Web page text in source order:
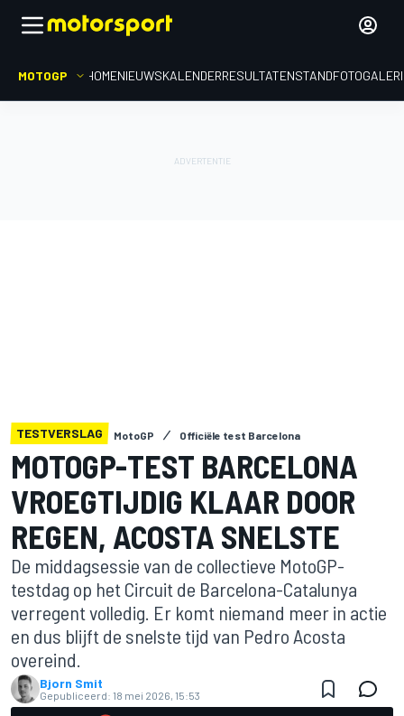
MOTOGP HOMENIEUWSKALENDERRESULTATENSTAND
TESTVERSLAG MotoGP Officiële test Barcelona
MOTOGP-TEST BARCELONA
VROEGTIJDIG KLAAR DOOR
REGEN, ACOSTA SNELSTE
De middagsessie van de collectieve MotoGP-
testdag op het Circuit de Barcelona-Catalunya
verregent volledig. Er komt niemand meer in actie
en dus blijft de snelste tijd van Pedro Acosta
overeind.
Bjorn Smit
Gepubliceerd: 18 mei 2026, 15:53